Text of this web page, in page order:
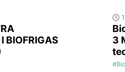
BIOFRIGAS
3